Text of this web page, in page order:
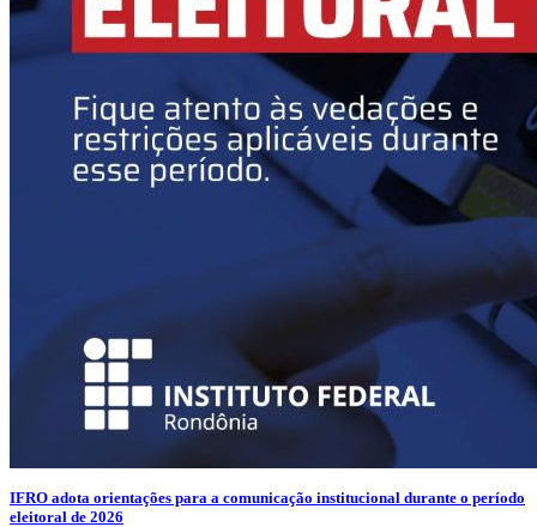
IFRO adota orientações para a comunicação institucional durante o período
eleitoral de 2026